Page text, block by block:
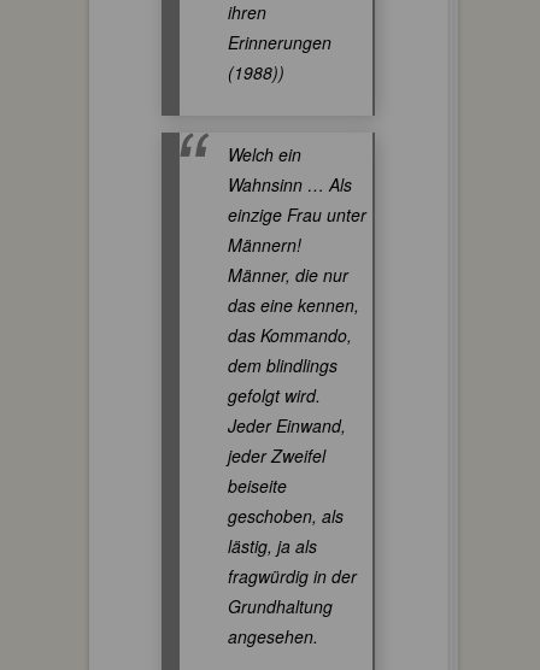
ihren
Erinnerungen
(1988))
Welch ein
Wahnsinn … Als
einzige Frau unter
Männern!
Männer, die nur
das eine kennen,
das Kommando,
dem blindlings
gefolgt wird.
Jeder Einwand,
jeder Zweifel
beiseite
geschoben, als
lästig, ja als
fragwürdig in der
Grundhaltung
angesehen.